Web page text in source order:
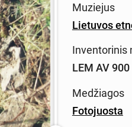
Muziejus
Lietuvos
Inventorinis
LEM AV 900
Medžiagos
Fotojuosta